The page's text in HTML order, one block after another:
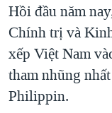
Hồi đầu năm
Chính trị và
xếp Việt Nam
tham nhũng
Philippin.